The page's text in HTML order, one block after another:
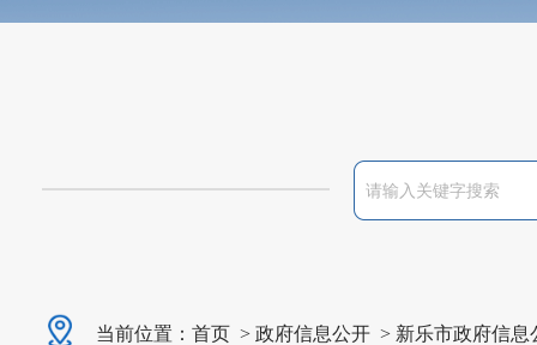
当前位置： 首页 > 政府信息公开 > 新乐市政府信息